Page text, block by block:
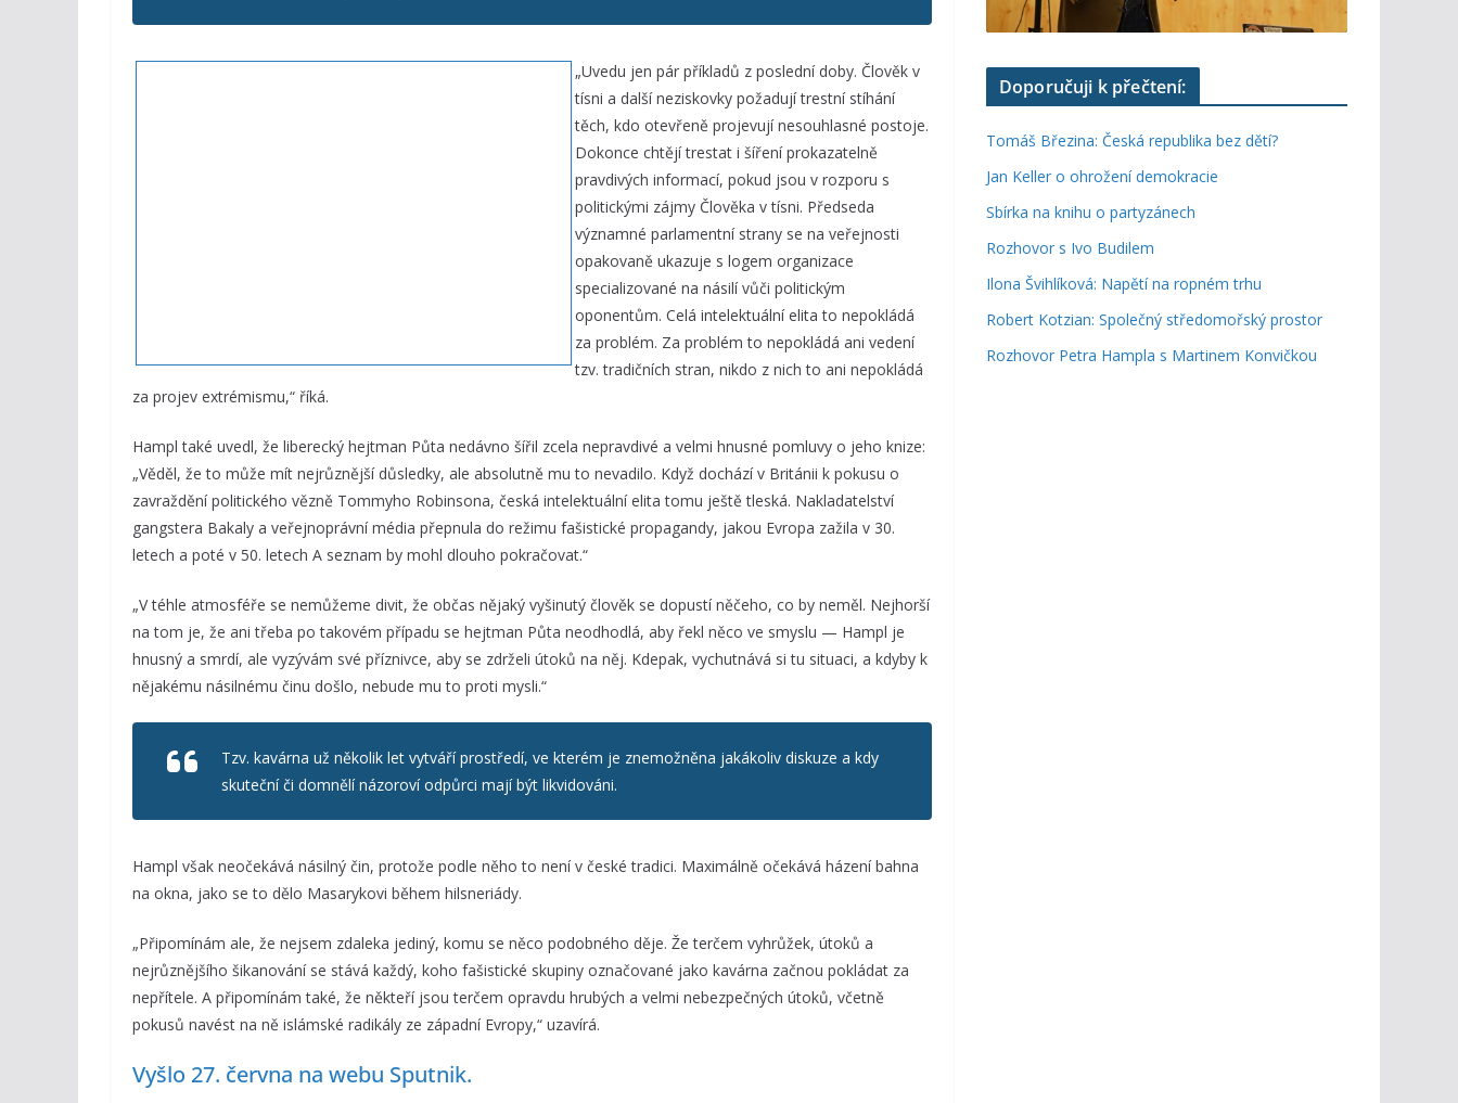
„Uvedu jen pár příkladů z poslední doby. Člověk v
tísni a další neziskovky požadují trestní stíhání
těch, kdo otevřeně projevují nesouhlasné postoje.
Dokonce chtějí trestat i šíření prokazatelně
pravdivých informací, pokud jsou v rozporu s
politickými zájmy Člověka v tísni. Předseda
významné parlamentní strany se na veřejnosti
opakovaně ukazuje s logem organizace
specializované na násilí vůči politickým
oponentům. Celá intelektuální elita to nepokládá
za problém. Za problém to nepokládá ani vedení
tzv. tradičních stran, nikdo z nich to ani nepokládá
za projev extrémismu,“ říká.
Hampl také uvedl, že liberecký hejtman Půta nedávno šířil zcela nepravdivé a velmi hnusné pomluvy o jeho knize:
„Věděl, že to může mít nejrůznější důsledky, ale absolutně mu to nevadilo. Když dochází v Británii k pokusu o
zavraždění politického vězně Tommyho Robinsona, česká intelektuální elita tomu ještě tleská. Nakladatelství
gangstera Bakaly a veřejnoprávní média přepnula do režimu fašistické propagandy, jakou Evropa zažila v 30.
letech a poté v 50. letech A seznam by mohl dlouho pokračovat.“
„V téhle atmosféře se nemůžeme divit, že občas nějaký vyšinutý člověk se dopustí něčeho, co by neměl. Nejhorší
na tom je, že ani třeba po takovém případu se hejtman Půta neodhodlá, aby řekl něco ve smyslu — Hampl je
hnusný a smrdí, ale vyzývám své příznivce, aby se zdrželi útoků na něj. Kdepak, vychutnává si tu situaci, a kdyby k
nějakému násilnému činu došlo, nebude mu to proti mysli.“
Tzv. kavárna už několik let vytváří prostředí, ve kterém je znemožněna jakákoliv diskuze a kdy
skuteční či domnělí názoroví odpůrci mají být likvidováni.
Hampl však neočekává násilný čin, protože podle něho to není v české tradici. Maximálně očekává házení bahna
na okna, jako se to dělo Masarykovi během hilsneriády.
„Připomínám ale, že nejsem zdaleka jediný, komu se něco podobného děje. Že terčem vyhrůžek, útoků a
nejrůznějšího šikanování se stává každý, koho fašistické skupiny označované jako kavárna začnou pokládat za
nepřítele. A připomínám také, že někteří jsou terčem opravdu hrubých a velmi nebezpečných útoků, včetně
pokusů navést na ně islámské radikály ze západní Evropy,“ uzavírá.
Vyšlo 27. června na webu Sputnik.
Doporučuji k přečtení:
Tomáš Březina: Česká republika bez dětí?
Jan Keller o ohrožení demokracie
Sbírka na knihu o partyzánech
Rozhovor s Ivo Budilem
Ilona Švihlíková: Napětí na ropném trhu
Robert Kotzian: Společný středomořský prostor
Rozhovor Petra Hampla s Martinem Konvičkou